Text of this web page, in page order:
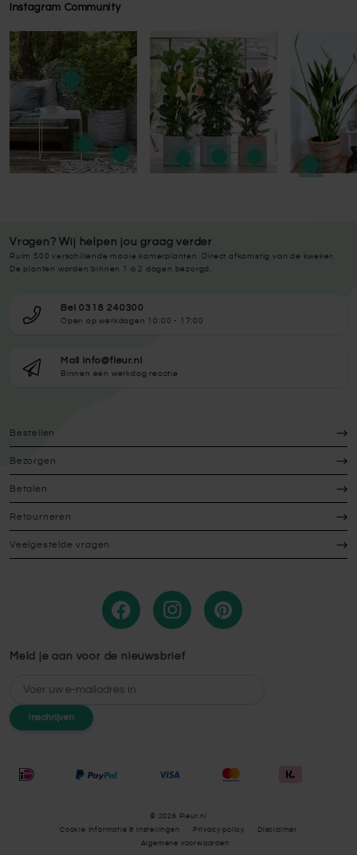
Instagram Community
Press to skip carousel
Press to skip carousel
Vragen? Wij helpen jou graag verder
Ruim 500 verschillende mooie kamerplanten. Direct afkomstig van de kweker.
De planten worden binnen 1 à 2 dagen bezorgd.
Bel 0318 240300
Open op werkdagen 10:00 - 17:00
Mail info@fleur.nl
Binnen één werkdag reactie
Bestellen
Bezorgen
Betalen
Retourneren
Veelgestelde vragen
Meld je aan voor de nieuwsbrief
E-mailadres
Inschrijven
© 2026 Fleur.nl
Cookie Informatie & instellingen
Privacy policy
Disclaimer
Algemene voorwaarden